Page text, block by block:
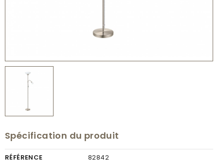
Spécification du produit
RÉFÉRENCE
82842